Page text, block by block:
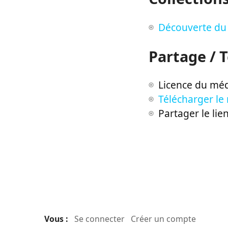
Découverte
Partage /
Licence du
Télécharger le
Partager le
Vous : Se connecter Créer un compte